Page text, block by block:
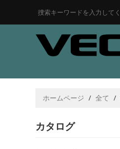
ホームページ / 全て /
カタログ